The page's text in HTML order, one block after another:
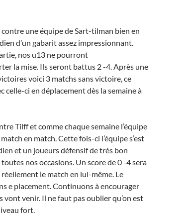
une équipe de Sart-tilman bien en
d’un gabarit assez impressionnant.
nos u13 ne pourront
la mise. Ils seront battus 2 -4. Après une
voici 3 matchs sans victoire, ce
celle-ci en déplacement dès la semaine à
Tilff et comme chaque semaine l’équipe
en match. Cette fois-ci l’équipe s’est
et un joueurs défensif de très bon
nos occasions. Un score de 0 -4 sera
le match en lui-même. Le
e placement. Continuons à encourager
vont venir. Il ne faut pas oublier qu’on est
fort.